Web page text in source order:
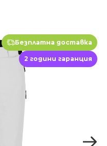
Безплатна доставка
2 години гаранция